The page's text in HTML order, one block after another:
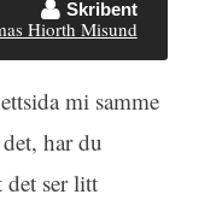
Skribent
Hiorth Misund
mi samme
har du
det ser litt